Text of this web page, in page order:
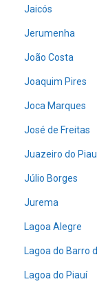
Jaicós
Jerumenha
João Costa
Joaquim Pires
Joca Marques
José de Freitas
Juazeiro do
Júlio Borges
Jurema
Lagoa Alegre
Lagoa do Barro
Lagoa do Piauí